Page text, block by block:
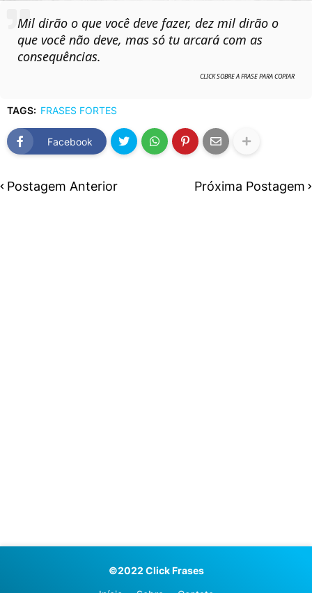
Mil dirão o que você deve fazer, dez mil dirão o
que você não deve, mas só tu arcará com as
consequências.
TAGS: FRASES FORTES
Facebook
Postagem Anterior Próxima Postagem
©2022 Click Frases